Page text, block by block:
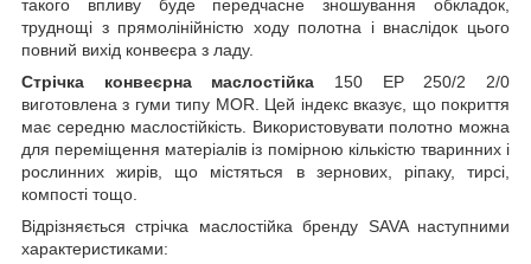
такого впливу буде передчасне зношування обкладок,
труднощі з прямолінійністю ходу полотна і внаслідок цього
повний вихід конвеєра з ладу.
Стрічка конвеєрна маслостійка 150 EP 250/2 2/0
виготовлена з гуми типу MOR. Цей індекс вказує, що покриття
має середню маслостійкість. Використовувати полотно можна
для переміщення матеріалів із помірною кількістю тваринних і
рослинних жирів, що містяться в зернових, ріпаку, тирсі,
компості тощо.
Відрізняється стрічка маслостійка бренду SAVA наступними
характеристиками: